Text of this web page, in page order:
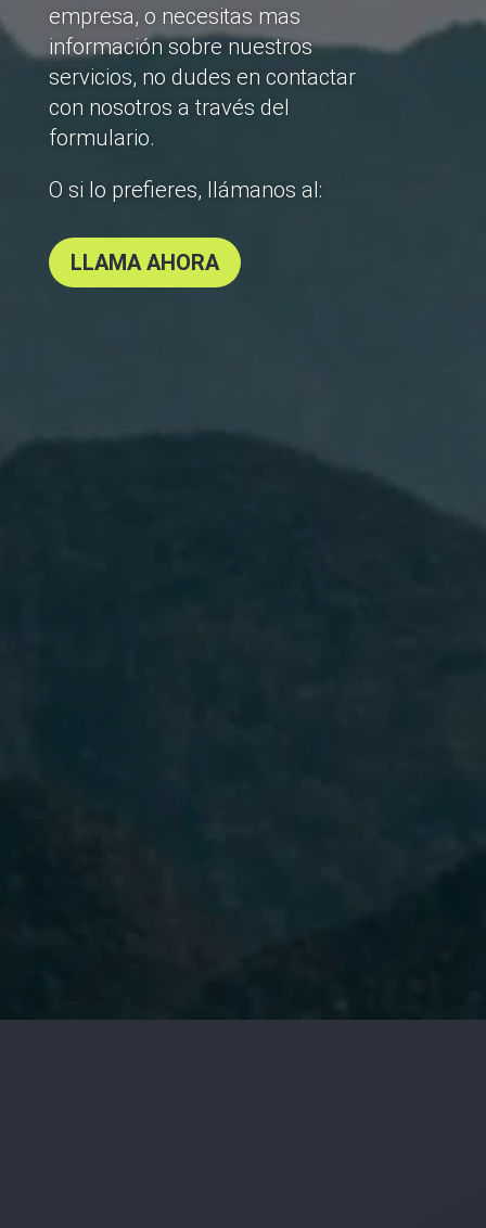
empresa, o necesitas mas
información sobre nuestros
servicios, no dudes en contactar
con nosotros a través del
formulario.
O si lo prefieres, llámanos al:
LLAMA AHORA